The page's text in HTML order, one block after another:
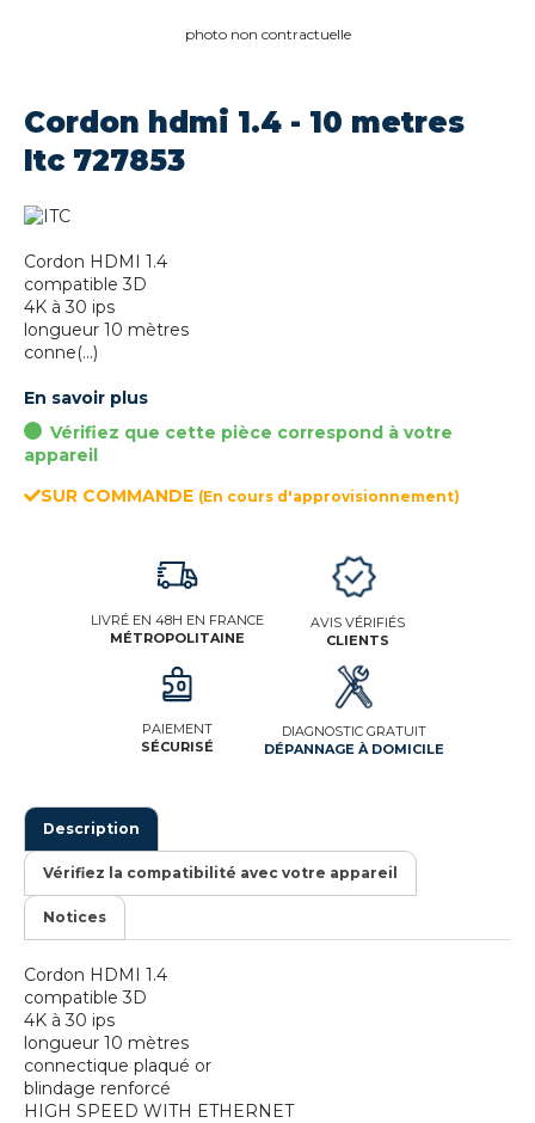
photo non contractuelle
Cordon hdmi 1.4 - 10 metres
Itc 727853
Cordon HDMI 1.4
compatible 3D
4K à 30 ips
longueur 10 mètres
conne(...)
En savoir plus
Vérifiez que cette pièce correspond à votre
appareil
SUR COMMANDE (En cours d'approvisionnement)
LIVRÉ EN 48H EN FRANCE
MÉTROPOLITAINE
PAIEMENT
SÉCURISÉ
AVIS VÉRIFIÉS
CLIENTS
DIAGNOSTIC GRATUIT
DÉPANNAGE À DOMICILE
Description
Vérifiez la compatibilité avec votre appareil
Notices
Cordon HDMI 1.4
compatible 3D
4K à 30 ips
longueur 10 mètres
connectique plaqué or
blindage renforcé
HIGH SPEED WITH ETHERNET